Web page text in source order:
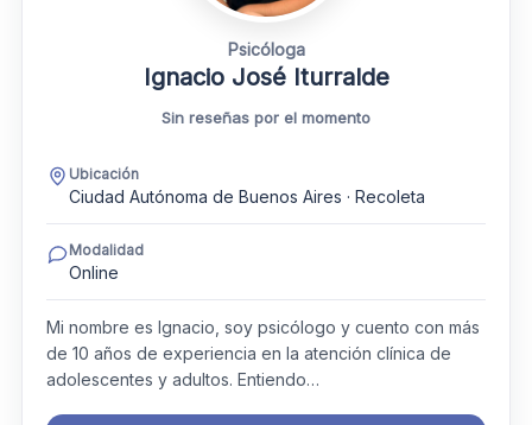
Psicóloga
Ignacio José Iturralde
Sin reseñas por el momento
Ubicación
Ciudad Autónoma de Buenos Aires · Recoleta
Modalidad
Online
Mi nombre es Ignacio, soy psicólogo y cuento con más
de 10 años de experiencia en la atención clínica de
adolescentes y adultos. Entiendo…